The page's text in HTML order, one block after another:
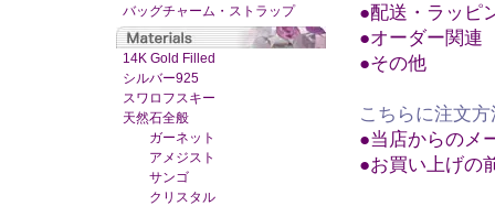
バッグチャーム・ストラップ
14K Gold Filled
シルバー925
スワロフスキー
天然石全般
ガーネット
アメジスト
サンゴ
クリスタル
●配送・ラッピ
●オーダー関連
●その他
こちらに注文
●当店からのメ
●お買い上げの